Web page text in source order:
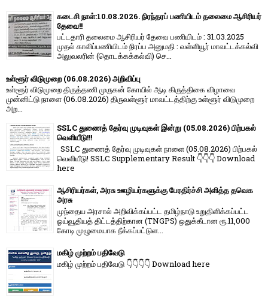
கடைசி நாள்:10.08.2026. நிரந்தரப் பணியிடம் தலைமை ஆசிரியர்
தேவை!!
பட்டதாரி தலைமை ஆசிரியர் தேவை பணியிடம் : 31.03.2025
முதல் காலிப்பணியிடம் நிரப்ப அனுமதி : வள்ளியூர் மாவட்டக்கல்வி
அலுவலரின் (தொடக்கக்கல்வி) செ...
உள்ளூர் விடுமுறை (06.08.2026) அறிவிப்பு
உள்ளூர் விடுமுறை திருத்தணி முருகன் கோயில் ஆடி கிருத்திகை விழாவை
முன்னிட்டு நாளை (06.08.2026) திருவள்ளூர் மாவட்டத்திற்கு உள்ளூர் விடுமுறை
அற...
SSLC துணைத் தேர்வு முடிவுகள் இன்று (05.08.2026) பிற்பகல்
வெளியீடு!!!
SSLC துணைத் தேர்வு முடிவுகள் நாளை (05.08.2026) பிற்பகல்
வெளியீடு! SSLC Supplementary Result 👇👇👇 Download
here
ஆசிரியர்கள், அரசு ஊழியர்களுக்கு பேரதிர்ச்சி அளித்த தவெக
அரசு
முந்தைய அரசால் அறிவிக்கப்பட்ட தமிழ்நாடு உறுதிளிக்கப்பட்ட
ஓய்வூதியத் திட்டத்திற்கான (TNGPS) ஒதுக்கீடான ரூ.11,000
கோடி முழுமையாக நீக்கப்பட்டுள...
மகிழ் முற்றம் பதிவேடு
மகிழ் முற்றம் பதிவேடு 👇👇👇👇 Download here